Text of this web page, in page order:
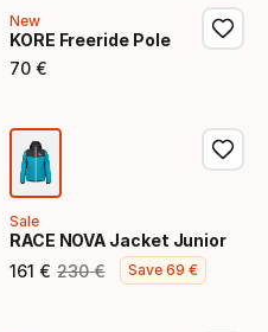
New
KORE Freeride Pole
70 €
Endpreis
Sale
RACE NOVA Jacket Junior
161 €
Endpreis
230 €
Ursprünglicher Preis
Save69 €